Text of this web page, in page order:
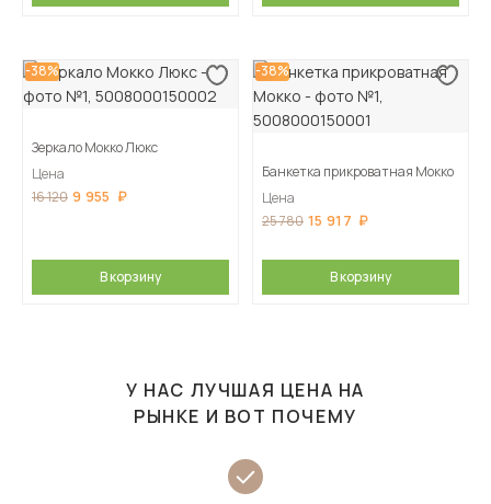
-38%
Зеркало Мокко Люкс
Цена
16 120 9 955
В корзину
-38%
Банкетка прикроватная Мокко
Цена
25 780 15 917
В корзину
У НАС ЛУЧШАЯ ЦЕНА НА
РЫНКЕ И ВОТ ПОЧЕМУ